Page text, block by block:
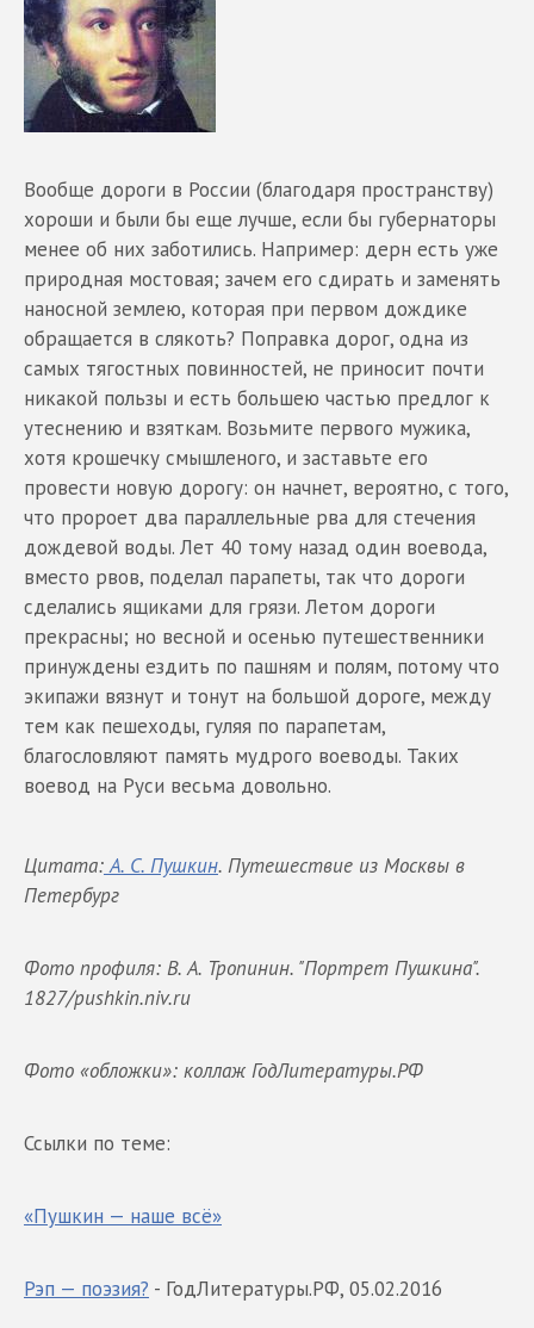
Вообще дороги в России (благодаря пространству)
хороши и были бы еще лучше, если бы губернаторы
менее об них заботились. Например: дерн есть уже
природная мостовая; зачем его сдирать и заменять
наносной землею, которая при первом дождике
обращается в слякоть? Поправка дорог, одна из
самых тягостных повинностей, не приносит почти
никакой пользы и есть большею частью предлог к
утеснению и взяткам. Возьмите первого мужика,
хотя крошечку смышленого, и заставьте его
провести новую дорогу: он начнет, вероятно, с того,
что пророет два параллельные рва для стечения
дождевой воды. Лет 40 тому назад один воевода,
вместо рвов, поделал парапеты, так что дороги
сделались ящиками для грязи. Летом дороги
прекрасны; но весной и осенью путешественники
принуждены ездить по пашням и полям, потому что
экипажи вязнут и тонут на большой дороге, между
тем как пешеходы, гуляя по парапетам,
благословляют память мудрого воеводы. Таких
воевод на Руси весьма довольно.
Цитата:А. С. Пушкин. Путешествие из Москвы в
Петербург
Фото профиля: В. А. Тропинин. "Портрет Пушкина".
1827/pushkin.niv.ru
Фото «обложки»: коллаж ГодЛитературы.РФ
Ссылки по теме:
«Пушкин — наше всё»
Рэп — поэзия? - ГодЛитературы.РФ, 05.02.2016